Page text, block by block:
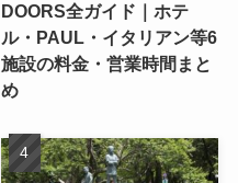
DOORS全ガイド｜ホテ
ル・PAUL・イタリアン等6
施設の料金・営業時間まと
め